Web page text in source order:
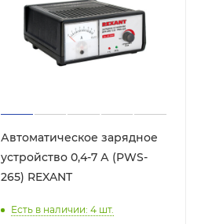
Автоматическое зарядное
устройство 0,4-7 А (PWS-
265) REXANT
Есть в наличии: 4 шт.